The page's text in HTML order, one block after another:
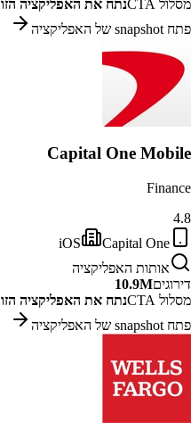
מסלול CTA
נתח את האפליקציה הזו
פתח snapshot של האפליקציה
Capital One Mobile
Finance
4.8
iOS
Capital One
אותות האפליקציה
דירוגים10.9M
מסלול CTA
נתח את האפליקציה הזו
פתח snapshot של האפליקציה